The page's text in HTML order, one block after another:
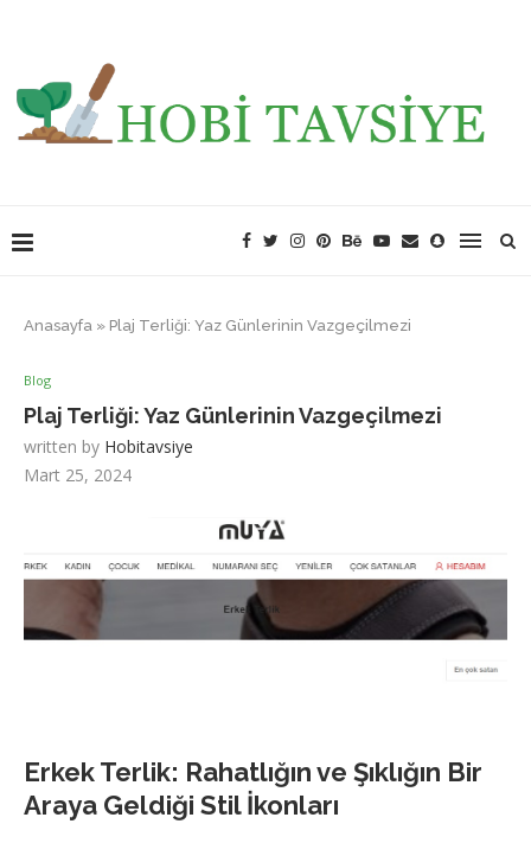
Anasayfa » Plaj Terliği: Yaz Günlerinin Vazgeçilmezi
Blog
Plaj Terliği: Yaz Günlerinin Vazgeçilmezi
written by Hobitavsiye
Mart 25, 2024
Erkek Terlik: Rahatlığın ve Şıklığın Bir
Araya Geldiği Stil İkonları